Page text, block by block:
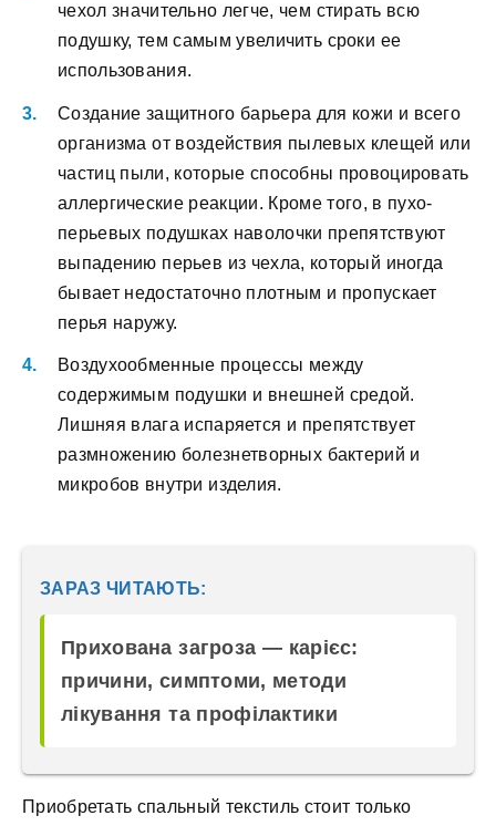
чехол значительно легче, чем стирать всю
подушку, тем самым увеличить сроки ее
использования.
Создание защитного барьера для кожи и всего
организма от воздействия пылевых клещей или
частиц пыли, которые способны провоцировать
аллергические реакции. Кроме того, в пухо-
перьевых подушках наволочки препятствуют
выпадению перьев из чехла, который иногда
бывает недостаточно плотным и пропускает
перья наружу.
Воздухообменные процессы между
содержимым подушки и внешней средой.
Лишняя влага испаряется и препятствует
размножению болезнетворных бактерий и
микробов внутри изделия.
ЗАРАЗ ЧИТАЮТЬ:
Прихована загроза — карієс:
причини, симптоми, методи
лікування та профілактики
Приобретать спальный текстиль стоит только